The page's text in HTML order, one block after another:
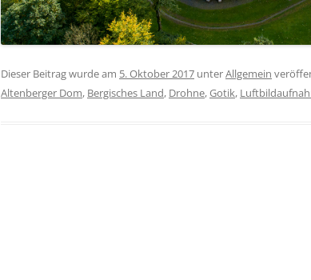
Dieser Beitrag wurde am 5. Oktober 2017 unterAllgemein
Altenberger Dom, Bergisches Land, Drohne,Gotik,